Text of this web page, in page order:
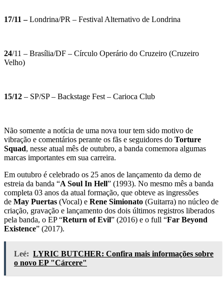
17/11 –Londrina/PR – Festival Alternativo de Londrina
24/11 – Brasília/DF – Círculo Operário do Cruzeiro (Cruzeiro
Velho)
15/12 – SP/SP – Backstage Fest – Carioca Club
Não somente a notícia de uma nova tour tem sido motivo de
vibração e comentários perante os fãs e seguidores do Torture
Squad, nesse atual mês de outubro, a banda comemora algumas
marcas importantes em sua carreira.
Em outubro é celebrado os 25 anos de lançamento da demo de
estreia da banda “A Soul In Hell” (1993). No mesmo mês a banda
completa 03 anos da atual formação, que obteve as ingressões
de May Puertas (Vocal) e Rene Simionato (Guitarra) no núcleo de
criação, gravação e lançamento dos dois últimos registros liberados
pela banda, o EP “Return of Evil” (2016) e o full “Far Beyond
Existence” (2017).
Leé: LYRIC BUTCHER: Confira mais informações sobre
o novo EP "Cárcere"